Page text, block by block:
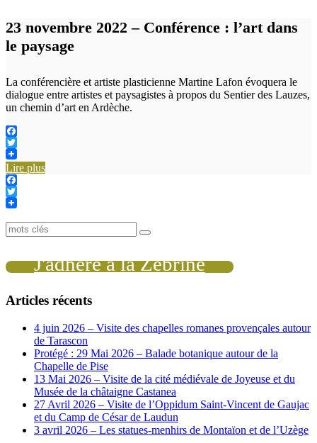
23 novembre 2022 – Conférence : l’art dans
le paysage
La conférencière et artiste plasticienne Martine Lafon évoquera le
dialogue entre artistes et paysagistes à propos du Sentier des Lauzes,
un chemin d’art en Ardèche.
Facebook
Twitter
Lire plus
Facebook
Twitter
J'adhère à la Zébrine
Articles récents
4 juin 2026 – Visite des chapelles romanes provençales autour
de Tarascon
Protégé : 29 Mai 2026 – Balade botanique autour de la
Chapelle de Pise
13 Mai 2026 – Visite de la cité médiévale de Joyeuse et du
Musée de la châtaigne Castanea
27 Avril 2026 – Visite de l’Oppidum Saint-Vincent de Gaujac
et du Camp de César de Laudun
3 avril 2026 – Les statues-menhirs de Montaïon et de l’Uzège